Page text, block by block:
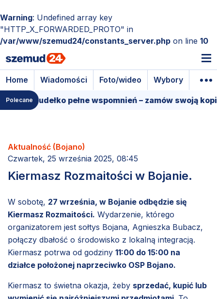
Warning: Undefined array key
"HTTP_X_FORWARDED_PROTO" in
/var/www/szemud24/constants_server.php on line 10
Home Wiadomości Foto/wideo Wybory
Polecanepudełko pełne wspomnień – zamów swoją kopię!
Aktualność (Bojano)
Czwartek, 25 września 2025, 08:45
Kiermasz Rozmaitości w Bojanie.
W sobotę, 27 września, w Bojanie odbędzie się
Kiermasz Rozmaitości. Wydarzenie, którego
organizatorem jest sołtys Bojana, Agnieszka Bubacz,
połączy dbałość o środowisko z lokalną integracją.
Kiermasz potrwa od godziny 11:00 do 15:00 na
działce położonej naprzeciwko OSP Bojano.
Kiermasz to świetna okazja, żeby sprzedać, kupić lub